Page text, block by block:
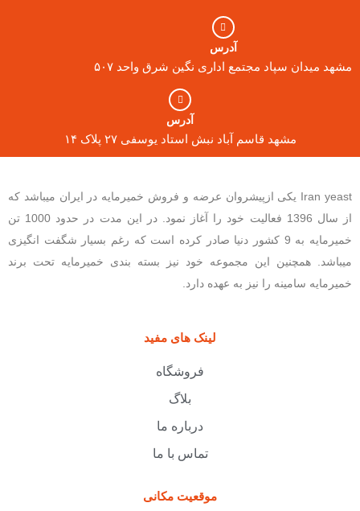
آدرس
مشهد میدان سپاد مجتمع اداری نگین شرق واحد ۵۰۷
آدرس
مشهد قاسم آباد نبش استاد یوسفی ۲۷ پلاک ۱۴
Iran yeast یکی ازپیشروان عرضه و فروش خمیرمایه در ایران میباشد که
از سال 1396 فعالیت خود را آغاز نمود. در این مدت در حدود 1000 تن
خمیرمایه به 9 کشور دنیا صادر کرده است که رغم بسیار شگفت انگیزی
میباشد. همچنین این مجموعه خود نیز بسته بندی خمیرمایه تحت برند
خمیرمایه سامینه را نیز به عهده دارد.
لینک های مفید
فروشگاه
بلاگ
درباره ما
تماس با ما
موقعیت مکانی